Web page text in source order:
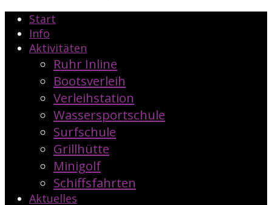
Start
Info
Aktivitäten
Ruhr Inline
Bootsverleih
Verleihstation
Wassersportschule
Surfschule
Grillhütte
Minigolf
Schiffsfahrten
Aktuelles